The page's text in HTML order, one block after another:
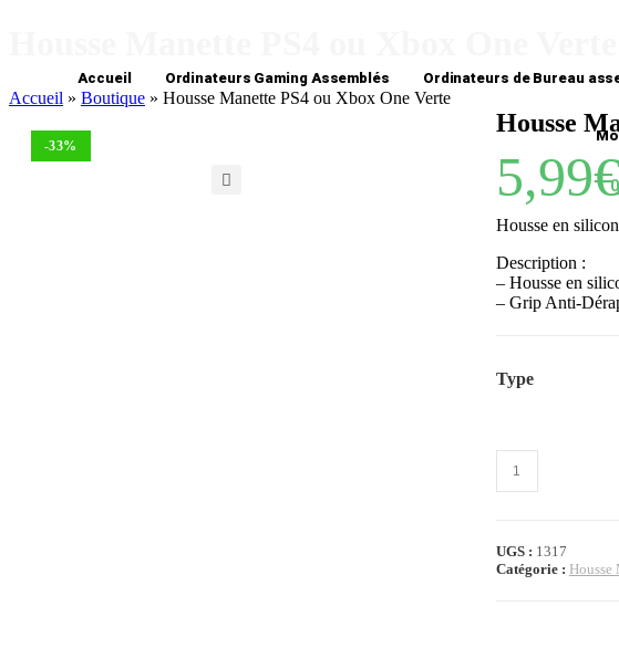
Accueil Ordinateurs Gaming Assemblés Ordinateurs de Bureau
Accueil » Boutique » Housse Manette PS4 ou Xbox One Verte
-33%
Housse
5,99
Housse en
Description :
– Housse en
– Grip Anti-
Type
UGS : 1317
Catégorie : Housse